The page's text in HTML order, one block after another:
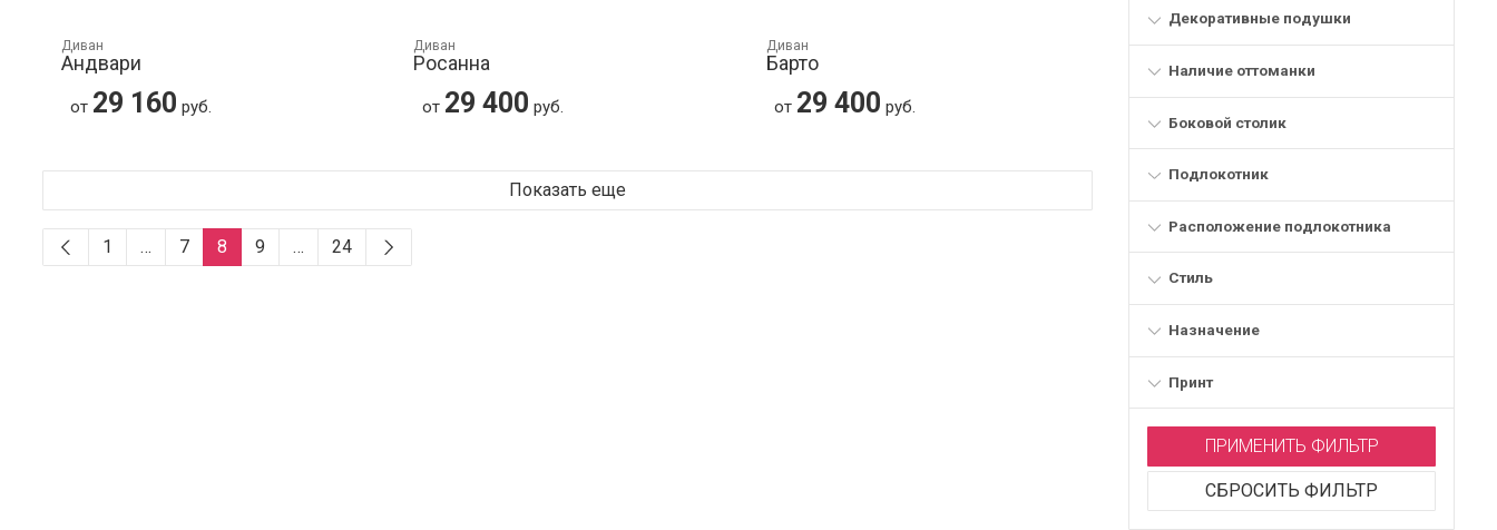
Декоративные подушки
Наличие оттоманки
Боковой столик
Подлокотник
Расположение подлокотника
Стиль
Назначение
Принт
ПРИМЕНИТЬ ФИЛЬТР
СБРОСИТЬ ФИЛЬТР
Диван
Андвари
от 29 160 руб.
Диван
Росанна
от 29 400 руб.
Диван
Барто
от 29 400 руб.
Показать еще
1 … 7 8 9 … 24